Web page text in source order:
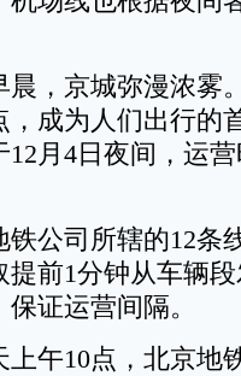
，京城弥漫浓雾
，成为人们出行的
月4日夜间，运
公司所辖的12条
前1分钟从车辆
证运营间隔。
午10点，北京地